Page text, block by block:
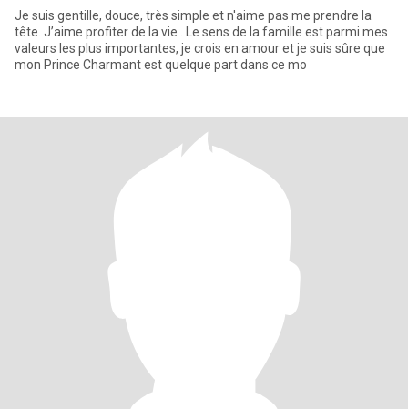
Je suis gentille, douce, très simple et n'aime pas me prendre la
tête. J’aime profiter de la vie . Le sens de la famille est parmi mes
valeurs les plus importantes, je crois en amour et je suis sûre que
mon Prince Charmant est quelque part dans ce mo